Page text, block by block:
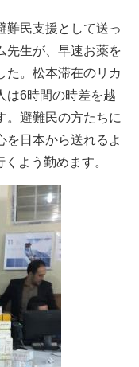
難民支援として送っ
先生が、早速お薬を
た。松本滞在のリカ
は6時間の時差を越
。避難民の方たちに
を日本から送れるよ
よう勤めます。